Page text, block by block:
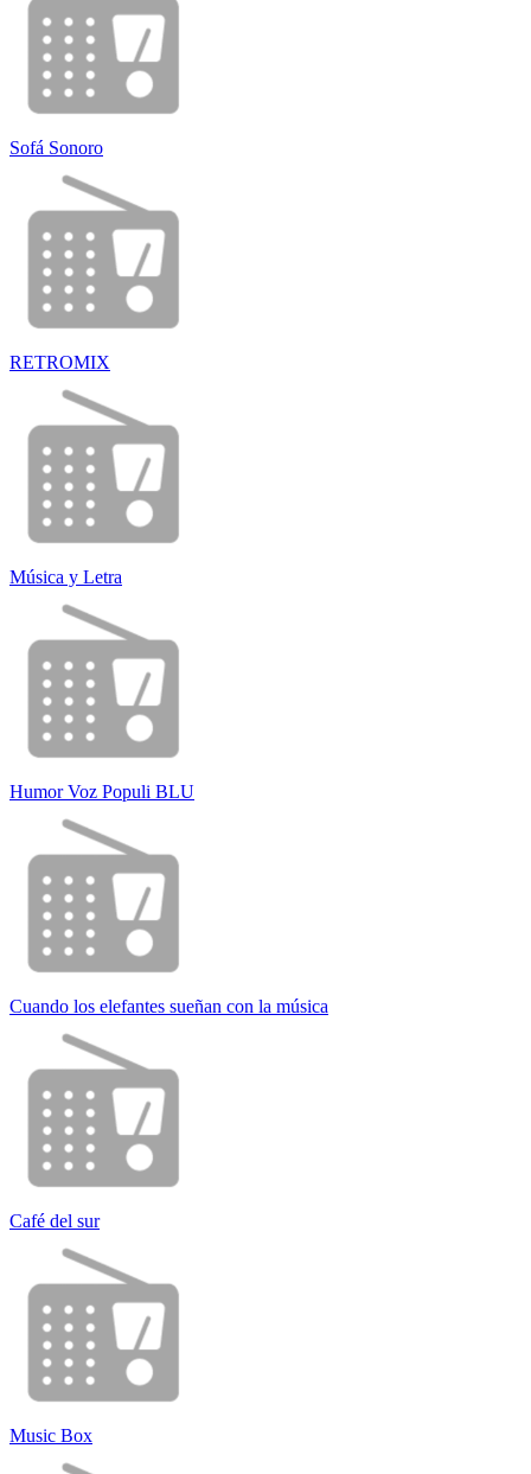
Sofá Sonoro
RETROMIX
Música y Letra
Humor Voz Populi BLU
Cuando los elefantes sueñan con la música
Café del sur
Music Box